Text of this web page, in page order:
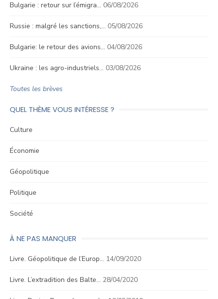
Bulgarie : retour sur l’émigra… 06/08/2026
Russie : malgré les sanctions,… 05/08/2026
Bulgarie: le retour des avions… 04/08/2026
Ukraine : les agro-industriels… 03/08/2026
Toutes les brèves
QUEL THÈME VOUS INTÉRESSE ?
Culture
Économie
Géopolitique
Politique
Société
À NE PAS MANQUER
Livre. Géopolitique de l’Europ… 14/09/2020
Livre. L’extradition des Balte… 28/04/2020